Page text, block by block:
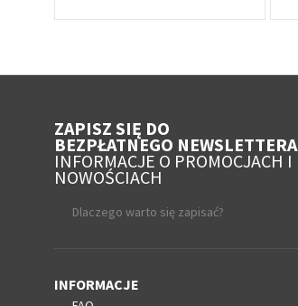
ZAPISZ SIĘ DO
BEZPŁATNEGO NEWSLETTERA
INFORMACJE O PROMOCJACH I
NOWOŚCIACH
Dlaczego warto się zapisać?
INFORMACJE